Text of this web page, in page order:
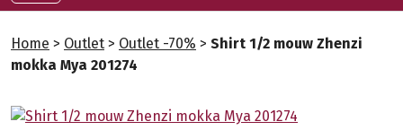
Home > Outlet > Outlet -70% > Shirt 1/2 mouw Zhenzi
mokka Mya 201274